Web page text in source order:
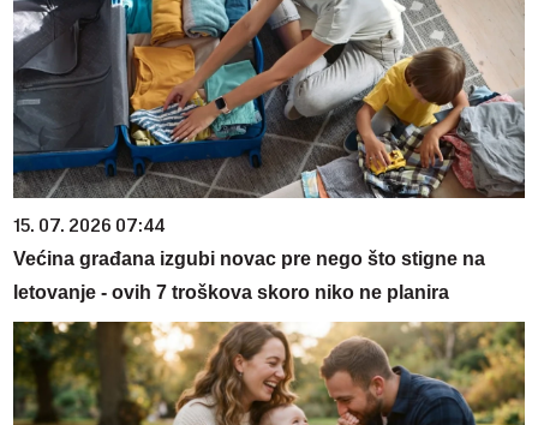
15. 07. 2026 07:44
Većina građana izgubi novac pre nego što stigne na
letovanje - ovih 7 troškova skoro niko ne planira